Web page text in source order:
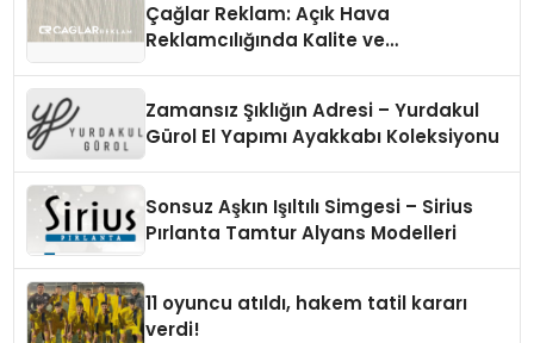
Çağlar Reklam: Açık Hava
Reklamcılığında Kalite ve
Zamansız Şıklığın Adresi – Yurdakul
Gürol El Yapımı Ayakkabı Koleksiyonu
Sonsuz Aşkın Işıltılı Simgesi – Sirius
Pırlanta Tamtur Alyans Modelleri
11 oyuncu atıldı, hakem tatil kararı
verdi!